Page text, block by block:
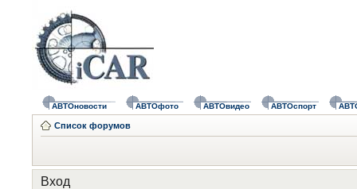
АВТОновости АВТОфото АВТОвидео АВТОспорт
Список форумов
Вход